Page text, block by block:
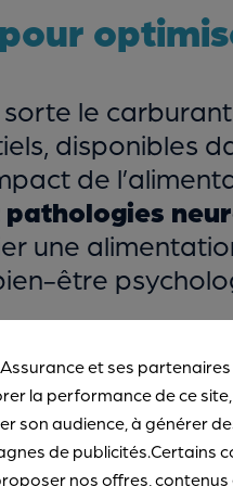
le
disponibles
de
une
être
et ses
la performance de ce
son audience, à générer
de publicités.Certains
nos offres,